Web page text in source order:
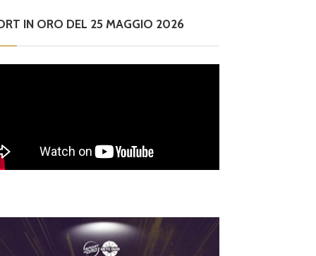
IN ORO DEL 25 MAGGIO 2026